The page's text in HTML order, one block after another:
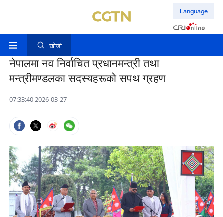
Language
खोजी
नेपालमा नव निर्वाचित प्रधानमन्त्री तथा
मन्त्रीमण्डलका सदस्यहरूको सपथ ग्रहण
07:33:40 2026-03-27